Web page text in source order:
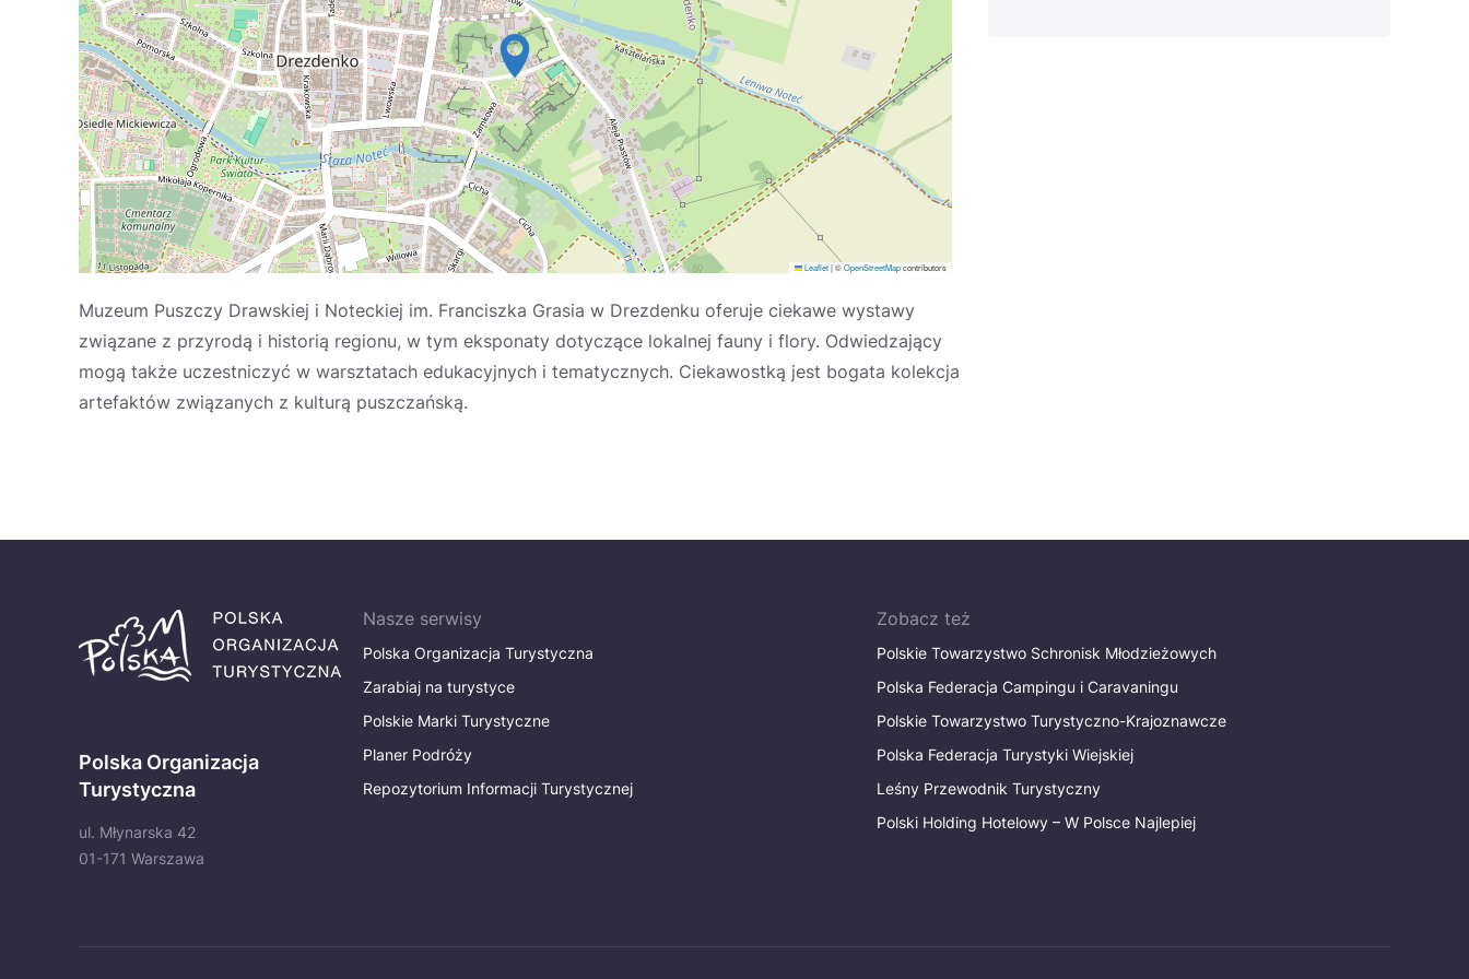
Leaflet|©OpenStreetMapcontributors
Muzeum Puszczy Drawskiej i Noteckiej im. Franciszka Grasia w Drezdenku oferuje ciekawe wystawy
związane z przyrodą i historią regionu, w tym eksponaty dotyczące lokalnej fauny i flory. Odwiedzający
mogą także uczestniczyć w warsztatach edukacyjnych i tematycznych. Ciekawostką jest bogata kolekcja
artefaktów związanych z kulturą puszczańską.
Polska Organizacja
Turystyczna
ul. Młynarska 42
01-171 Warszawa
Nasze serwisy
Polska Organizacja Turystyczna
Zarabiaj na turystyce
Polskie Marki Turystyczne
Planer Podróży
Repozytorium Informacji Turystycznej
Zobacz też
Polskie Towarzystwo Schronisk Młodzieżowych
Polska Federacja Campingu i Caravaningu
Polskie Towarzystwo Turystyczno-Krajoznawcze
Polska Federacja Turystyki Wiejskiej
Leśny Przewodnik Turystyczny
Polski Holding Hotelowy – W Polsce Najlepiej